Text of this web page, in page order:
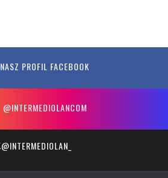
NASZ PROFIL FACEBOOK
@INTERMEDIOLANCOM
@INTERMEDIOLAN_